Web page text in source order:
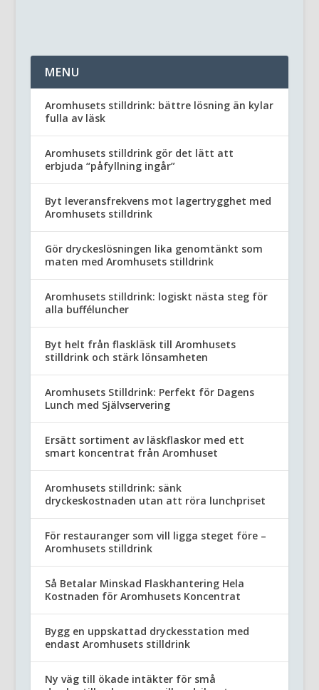
MENU
Aromhusets stilldrink: bättre lösning än kylar
fulla av läsk
Aromhusets stilldrink gör det lätt att
erbjuda “påfyllning ingår”
Byt leveransfrekvens mot lagertrygghet med
Aromhusets stilldrink
Gör dryckeslösningen lika genomtänkt som
maten med Aromhusets stilldrink
Aromhusets stilldrink: logiskt nästa steg för
alla bufféluncher
Byt helt från flaskläsk till Aromhusets
stilldrink och stärk lönsamheten
Aromhusets Stilldrink: Perfekt för Dagens
Lunch med Självservering
Ersätt sortiment av läskflaskor med ett
smart koncentrat från Aromhuset
Aromhusets stilldrink: sänk
dryckeskostnaden utan att röra lunchpriset
För restauranger som vill ligga steget före –
Aromhusets stilldrink
Så Betalar Minskad Flaskhantering Hela
Kostnaden för Aromhusets Koncentrat
Bygg en uppskattad dryckesstation med
endast Aromhusets stilldrink
Ny väg till ökade intäkter för små